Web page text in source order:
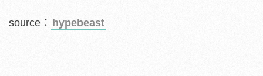
source： hypebeast